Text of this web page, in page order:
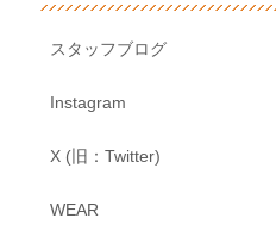
スタッフブログ
Instagram
X (旧：Twitter)
WEAR